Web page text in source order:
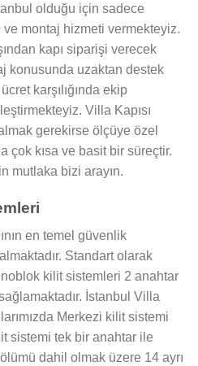
olduğu için sadece
montaj hizmeti vermekteyiz.
kapı siparişi verecek
konusunda uzaktan destek
karşılığında ekip
Villa Kapısı
gerekirse ölçüye özel
çok kısa ve basit bir süreçtir.
mutlaka bizi arayın.
en temel güvenlik
Standart olarak
kilit sistemleri 2 anahtar
İstanbul Villa
Merkezi kilit sistemi
sistemi tek bir anahtar ile
dahil olmak üzere 14 ayrı